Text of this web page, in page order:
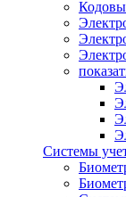
Системы